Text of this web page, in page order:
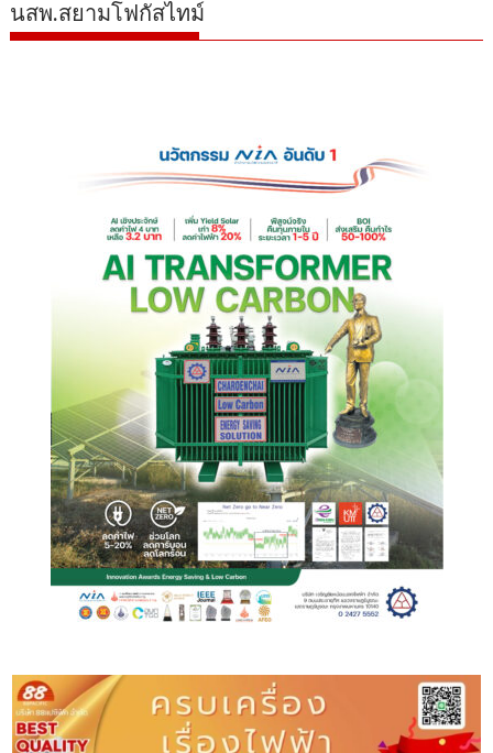
นสพ.สยามโฟกัสไทม์